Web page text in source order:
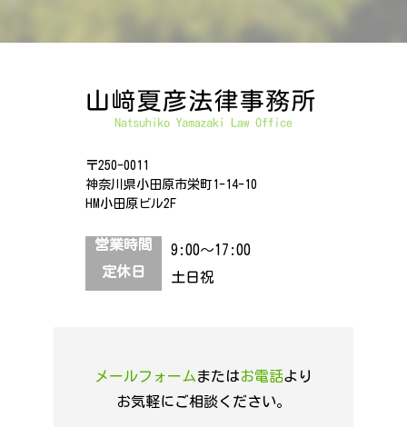
〒250-0011
神奈川県小田原市栄町1-14-10
HM小田原ビル2F
営業時間
9:00～17:00
定休日
土日祝
メールフォームまたはお電話より
お気軽にご相談ください。